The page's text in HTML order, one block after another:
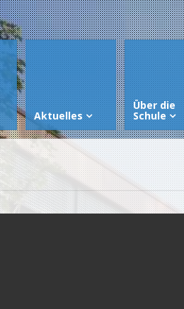
Aktuelles
Über die
Schule